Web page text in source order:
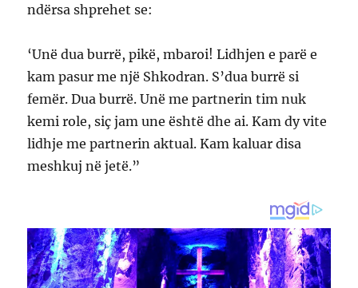
ndërsa shprehet se:
‘Unë dua burrë, pikë, mbaroi! Lidhjen e parë e
kam pasur me një Shkodran. S’dua burrë si
femër. Dua burrë. Unë me partnerin tim nuk
kemi role, siç jam une është dhe ai. Kam dy vite
lidhje me partnerin aktual. Kam kaluar disa
meshkuj në jetë.”